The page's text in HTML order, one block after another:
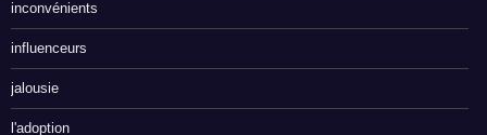
inconvénients
influenceurs
jalousie
l'adoption